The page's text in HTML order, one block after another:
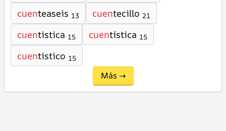
cuenteaseis 13 cuentecillo 21
cuentistica 15 cuentística 15
cuentistico 15
Más →